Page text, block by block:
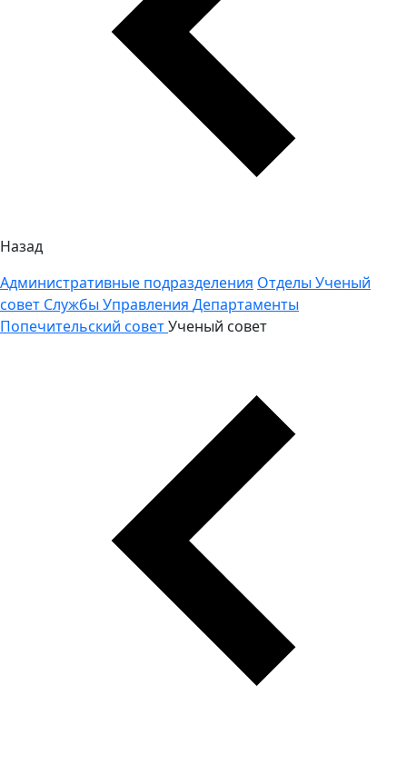
Назад
Административные подразделения Отделы Ученый
совет Службы Управления Департаменты
Попечительский советУченый совет